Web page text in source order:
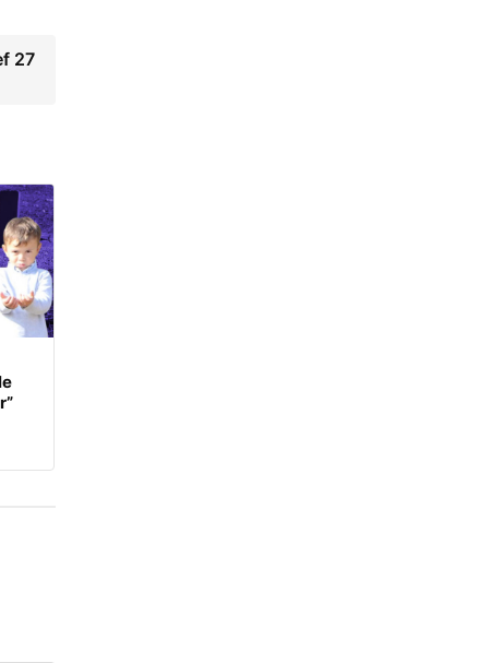
27